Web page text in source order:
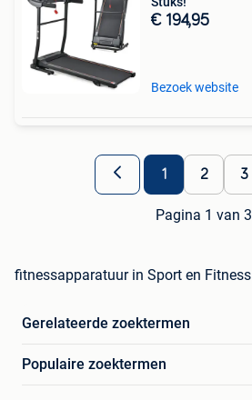
€ 194,95
Bezoek website
1 2 3
Pagina 1 van 3
fitnessapparatuur in Sport en Fitness
Gerelateerde zoektermen
Populaire zoektermen